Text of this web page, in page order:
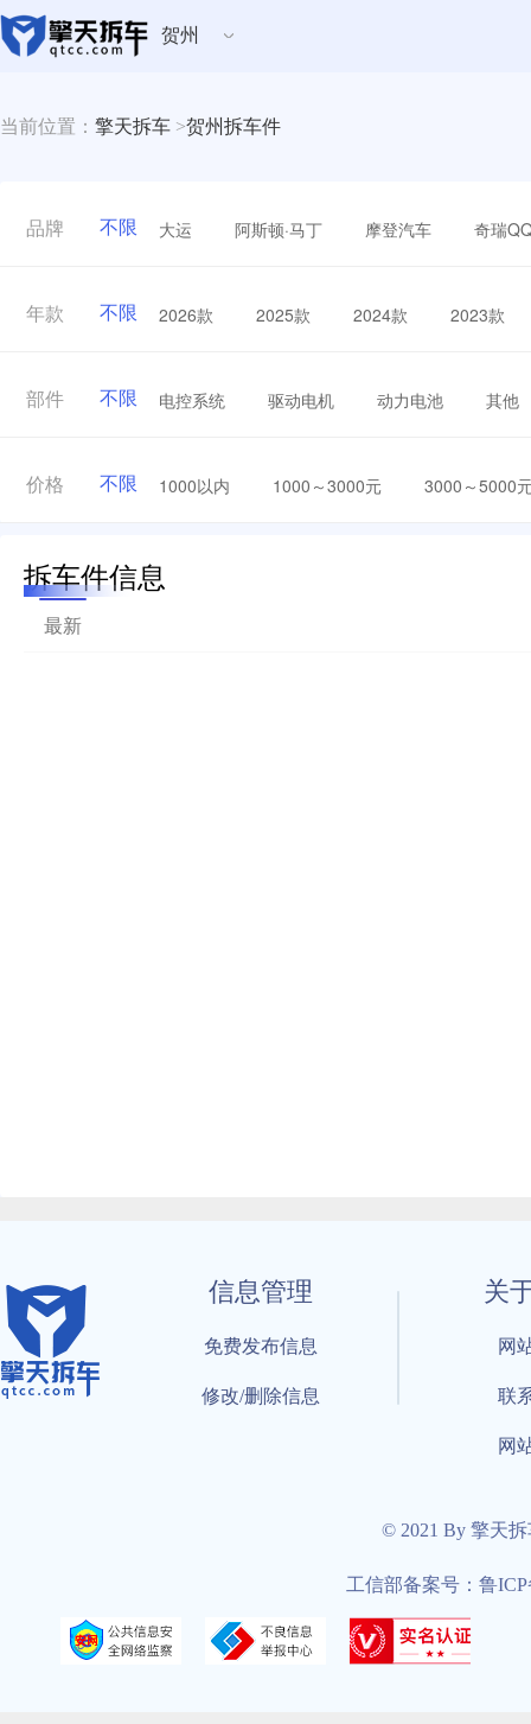
贺州
当前位置： 擎天拆车 >贺州拆车件
品牌 不限 大运 阿斯顿·马丁 摩登汽车 奇瑞
年款 不限 2026款 2025款 2024款 2023款
部件 不限 电控系统 驱动电机 动力电池 其他
价格 不限 1000以内 1000～3000元 3000～5000
拆车件信息
最新
信息管理
免费发布信息
修改/删除信息
关
网
联
网
© 2021 By 擎天
工信部备案号：鲁